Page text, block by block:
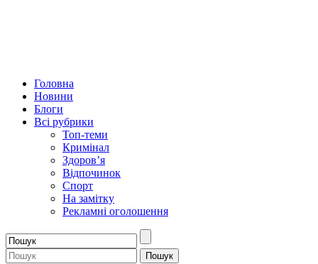
Головна
Новини
Блоги
Всі рубрики
Топ-теми
Кримінал
Здоров’я
Відпочинок
Спорт
На замітку
Рекламні оголошення